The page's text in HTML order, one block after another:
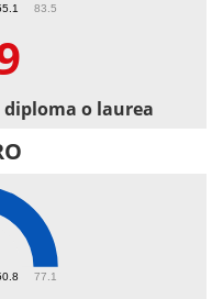
83.5
o laurea
77.1